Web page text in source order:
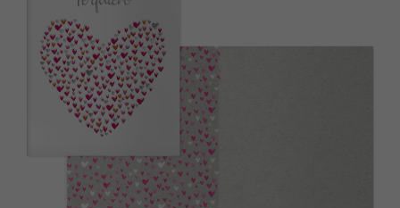
Valentín
–
Tamaño
11,5
San
Valentín
–
Tamaño
11,5
17
cm